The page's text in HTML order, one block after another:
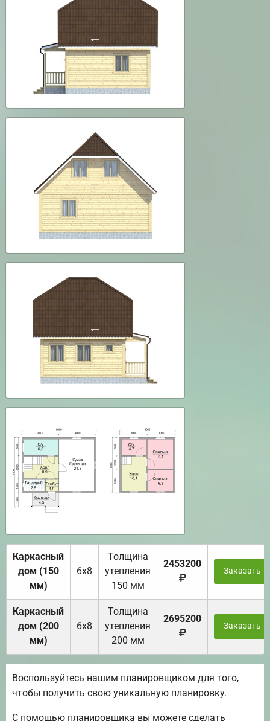
Каркасный
дом (150
мм)
6х8
Толщина
утепления
150 мм
2453200
Заказать
Каркасный
дом (200
мм)
6х8
Толщина
утепления
200 мм
2695200
Заказать
Воспользуйтесь нашим планировщиком для того,
чтобы получить свою уникальную планировку.
С помощью планировщика вы можете сделать